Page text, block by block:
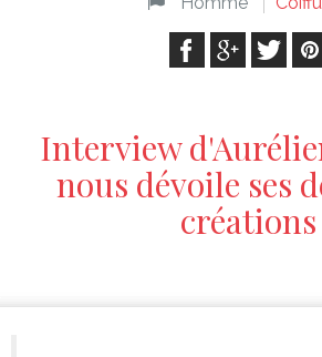
Interview
nous dévoile ses
créations